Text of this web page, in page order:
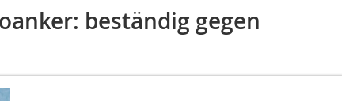
beständig gegen